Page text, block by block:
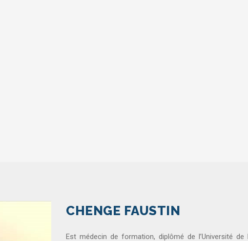
CHENGE FAUSTIN
Est médecin de formation, diplômé de l’Université de